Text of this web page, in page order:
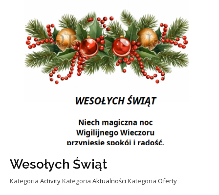
Wesołych Świąt
Kategoria ActivityKategoria Aktualności Kategoria Oferty